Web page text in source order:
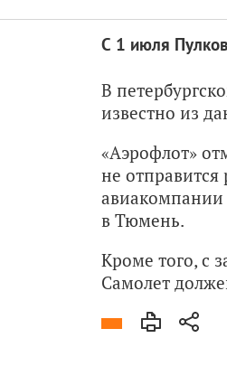
С 1 июля
В
известно из
«Аэрофлот»
не
авиакомпании
в Тюмень.
Кроме того, с
Самолет